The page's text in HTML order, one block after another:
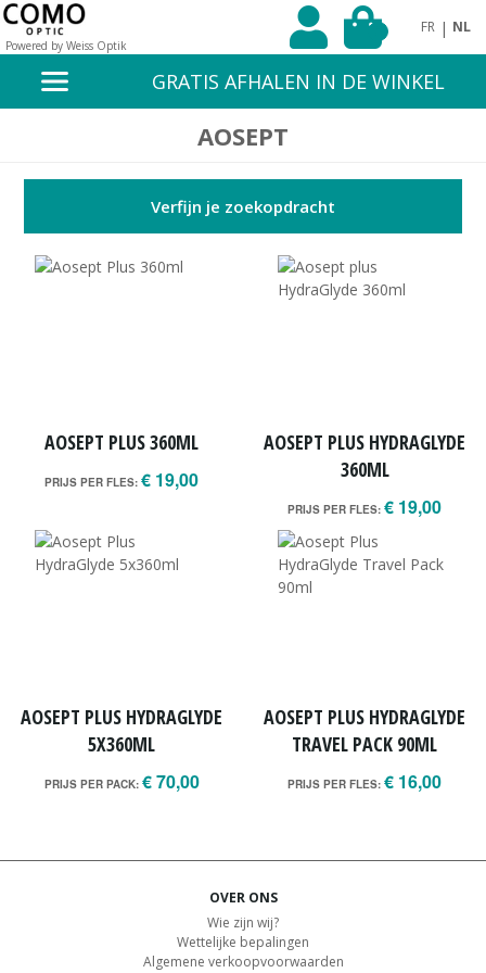
Powered by Weiss Optik
FR | NL
GRATIS AFHALEN IN DE WINKEL
AOSEPT
Verfijn je zoekopdracht
AOSEPT PLUS 360ML
PRIJS PER FLES: € 19,00
AOSEPT PLUS HYDRAGLYDE
360ML
PRIJS PER FLES: € 19,00
AOSEPT PLUS HYDRAGLYDE
5X360ML
PRIJS PER PACK: € 70,00
AOSEPT PLUS HYDRAGLYDE
TRAVEL PACK 90ML
PRIJS PER FLES: € 16,00
OVER ONS
Wie zijn wij?
Wettelijke bepalingen
Algemene verkoopvoorwaarden